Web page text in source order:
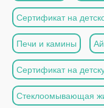
Сертификат на
Печи и камины
Сертификат на
Стеклоомывающая